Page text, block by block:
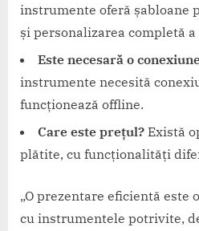
instrumente oferă șabloane
și personalizarea completă
Este necesară o
instrumente necesită
funcționează offline.
Care este prețul? Există
plătite, cu funcționalități
„O prezentare eficientă este
cu instrumentele potrivite,